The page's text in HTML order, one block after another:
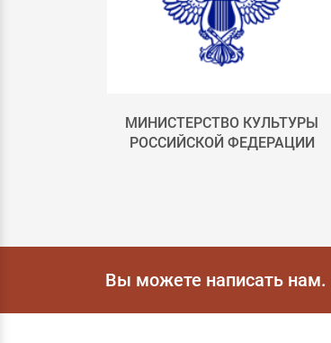
МИНИСТЕРСТВО КУЛЬТУРЫ
РОССИЙСКОЙ ФЕДЕРАЦИИ
Вы можете написать нам.